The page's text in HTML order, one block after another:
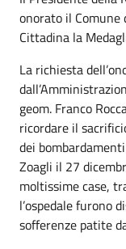
onorato il Comune
Cittadina la
La richiesta
geom. Franco
ricordare il
dei
Zoagli il 27
moltissime case,
l’ospedale furono
sofferenze patite